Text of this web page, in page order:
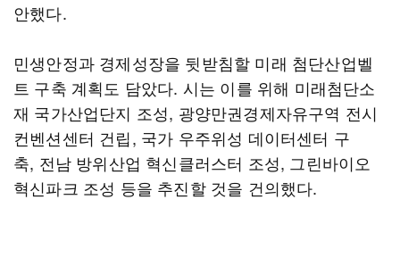
안했다.
민생안정과 경제성장을 뒷받침할 미래 첨단산업벨
트 구축 계획도 담았다. 시는 이를 위해 미래첨단소
재 국가산업단지 조성, 광양만권경제자유구역 전시
컨벤션센터 건립, 국가 우주위성 데이터센터 구
축, 전남 방위산업 혁신클러스터 조성, 그린바이오
혁신파크 조성 등을 추진할 것을 건의했다.